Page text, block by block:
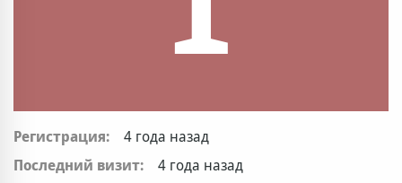
Регистрация:
4 года назад
Последний визит:
4 года назад